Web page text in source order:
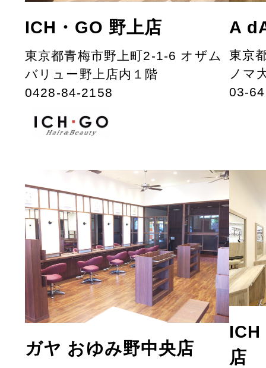
ICH・GO 野上店
東京都青梅市野上町2-1-6 オザム
バリュー野上店内１階
0428-84-2158
A
東京
ノマ
03-
ガヤ おゆみ野中央店
ICH
店